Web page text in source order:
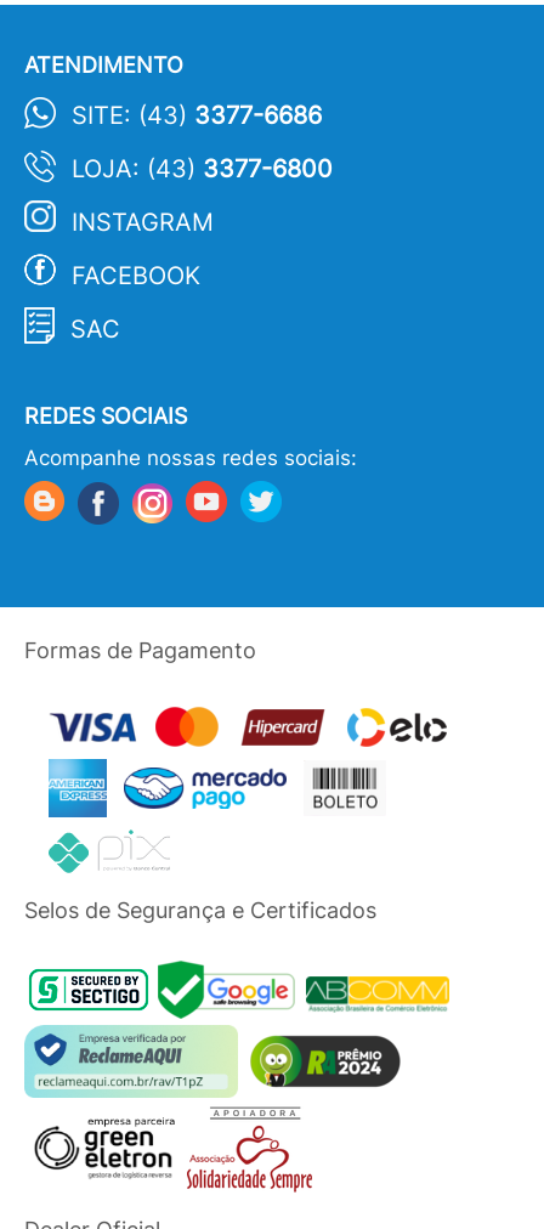
ATENDIMENTO
SITE: (43) 3377-6686
LOJA: (43) 3377-6800
INSTAGRAM
FACEBOOK
SAC
REDES SOCIAIS
Acompanhe nossas redes sociais:
Formas de Pagamento
Selos de Segurança e Certificados